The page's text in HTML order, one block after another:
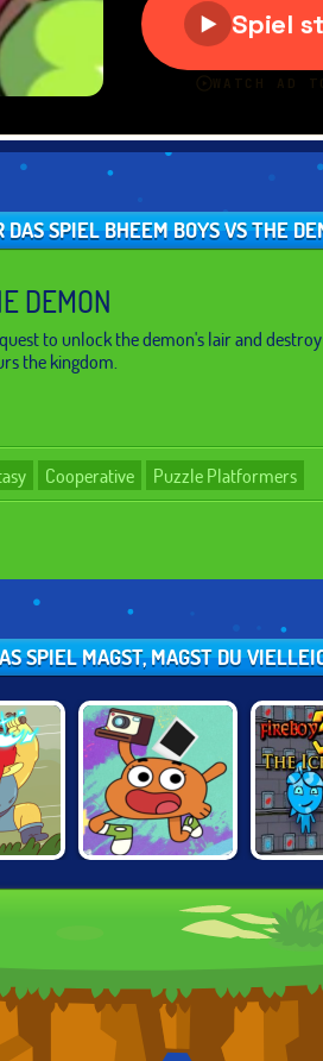
DAS SPIEL BHEEM BOYS VS THE
DEMON
to unlock the demon's lair and destroy
the kingdom.
Cooperative Puzzle Platformers
SPIEL MAGST, MAGST DU
DARWIN'S
YEARBOOK